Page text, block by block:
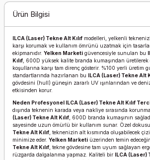
Ürün Bilgisi
ILCA (Laser) Tekne Alt Kılıf modelleri, yelkenli
karşı korumak ve kullanım ömrünü uzatmak için
ekipmanıdır. Yelken Marketi güvencesiyle sunulan bu
Kılıf , 600D yüksek kalite branda kumaşından
koşullarına karşı tam direnç gösterir. %100 yerli üretim
standartlarında hazırlanan bu ILCA (Laser) Tekne Alt
gövdesini (hull) güneşin zararlı UV ışınlarından ve
etkisinden korur.
Neden Profesyonel ILCA (Laser) Tekne Alt Kılıf
dışında teknenin karada veya nakliye sırasında
(Laser) Tekne Alt Kılıf , 600D branda kumaşının
sayesinde uzun ömürlü bir kullanım sunar. Özel
Tekne Alt Kılıf , teknenizin alt kısmında oluşabilecek
minimize eder. Yelken Marketi üzerinden temin
Tekne Alt Kılıf , tekne gövdesine tam uyum sağlayan
rüzgarda dalgalanma yapmaz. Kaliteli bir ILCA (Laser)